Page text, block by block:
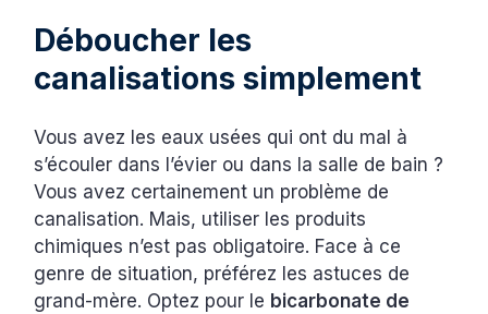
Déboucher les
canalisations simplement
Vous avez les eaux usées qui ont du mal à
s’écouler dans l’évier ou dans la salle de bain ?
Vous avez certainement un problème de
canalisation. Mais, utiliser les produits
chimiques n’est pas obligatoire. Face à ce
genre de situation, préférez les astuces de
grand-mère. Optez pour le bicarbonate de